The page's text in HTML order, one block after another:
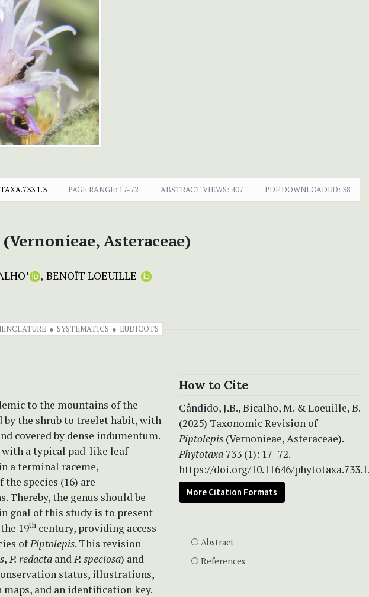
PAGE RANGE: 17-72 ABSTRACT VIEWS: 407 PDF DOWNLOADED: 38
Asteraceae)
+ BENOÎT LOEUILLE+
SYSTEMATICS EUDICOTS
to the mountains of the
by the shrub to treelet habit, with
covered by dense indumentum.
with a typical pad-like leaf
a terminal raceme,
species (16) are
Thereby, the genus should be
goal of this study is to present
19th century, providing access
ofPiptolepis. This revision
,P. redacta andP. speciosa) and
status, illustrations,
and an identification key.
How to Cite
Cândido, J.B., Bicalho, M. & Loeuille, B.
(2025) Taxonomic Revision of
Piptolepis (Vernonieae, Asteraceae).
Phytotaxa 733 (1): 17–72.
https://doi.org/10.11646/
More Citation Formats
Abstract
References